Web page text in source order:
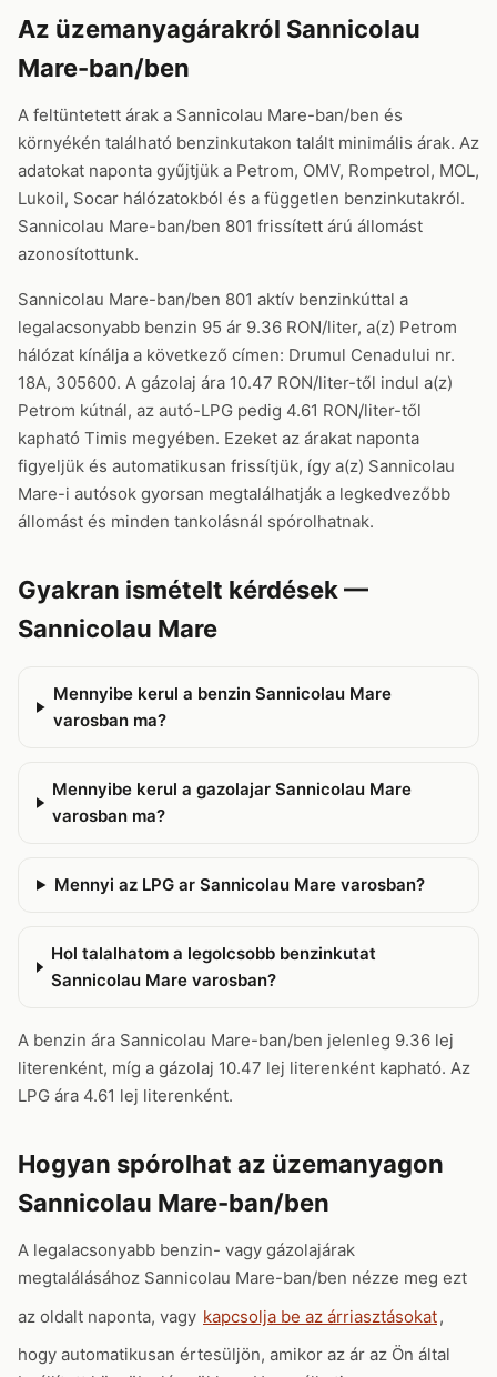
Az üzemanyagárakról Sannicolau
Mare-ban/ben
A feltüntetett árak a Sannicolau Mare-ban/ben és
környékén található benzinkutakon talált minimális árak. Az
adatokat naponta gyűjtjük a Petrom, OMV, Rompetrol, MOL,
Lukoil, Socar hálózatokból és a független benzinkutakról.
Sannicolau Mare-ban/ben 801 frissített árú állomást
azonosítottunk.
Sannicolau Mare-ban/ben 801 aktív benzinkúttal a
legalacsonyabb benzin 95 ár 9.36 RON/liter, a(z) Petrom
hálózat kínálja a következő címen: Drumul Cenadului nr.
18A, 305600. A gázolaj ára 10.47 RON/liter-től indul a(z)
Petrom kútnál, az autó-LPG pedig 4.61 RON/liter-től
kapható Timis megyében. Ezeket az árakat naponta
figyeljük és automatikusan frissítjük, így a(z) Sannicolau
Mare-i autósok gyorsan megtalálhatják a legkedvezőbb
állomást és minden tankolásnál spórolhatnak.
Gyakran ismételt kérdések —
Sannicolau Mare
Mennyibe kerul a benzin Sannicolau Mare
varosban ma?
Mennyibe kerul a gazolajar Sannicolau Mare
varosban ma?
Mennyi az LPG ar Sannicolau Mare varosban?
Hol talalhatom a legolcsobb benzinkutat
Sannicolau Mare varosban?
A benzin ára Sannicolau Mare-ban/ben jelenleg 9.36 lej
literenként, míg a gázolaj 10.47 lej literenként kapható. Az
LPG ára 4.61 lej literenként.
Hogyan spórolhat az üzemanyagon
Sannicolau Mare-ban/ben
A legalacsonyabb benzin- vagy gázolajárak
megtalálásához Sannicolau Mare-ban/ben nézze meg ezt
az oldalt naponta, vagy kapcsolja be az árriasztásokat,
hogy automatikusan értesüljön, amikor az ár az Ön által